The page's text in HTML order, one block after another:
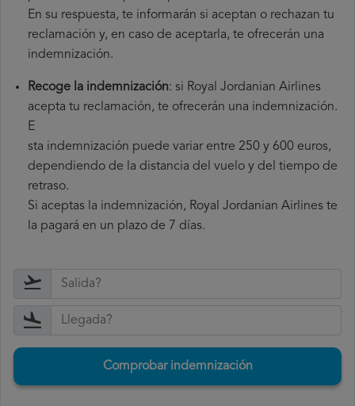
En su respuesta, te informarán si aceptan o rechazan tu
reclamación y, en caso de aceptarla, te ofrecerán una
indemnización.
Recoge la indemnización: si Royal Jordanian Airlines
acepta tu reclamación, te ofrecerán una indemnización.
E
sta indemnización puede variar entre 250 y 600 euros,
dependiendo de la distancia del vuelo y del tiempo de
retraso.
Si aceptas la indemnización, Royal Jordanian Airlines te
la pagará en un plazo de 7 días.
Comprobar indemnización